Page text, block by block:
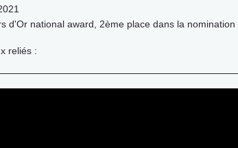
d'Or national award, 2ème place dans la
reliés :